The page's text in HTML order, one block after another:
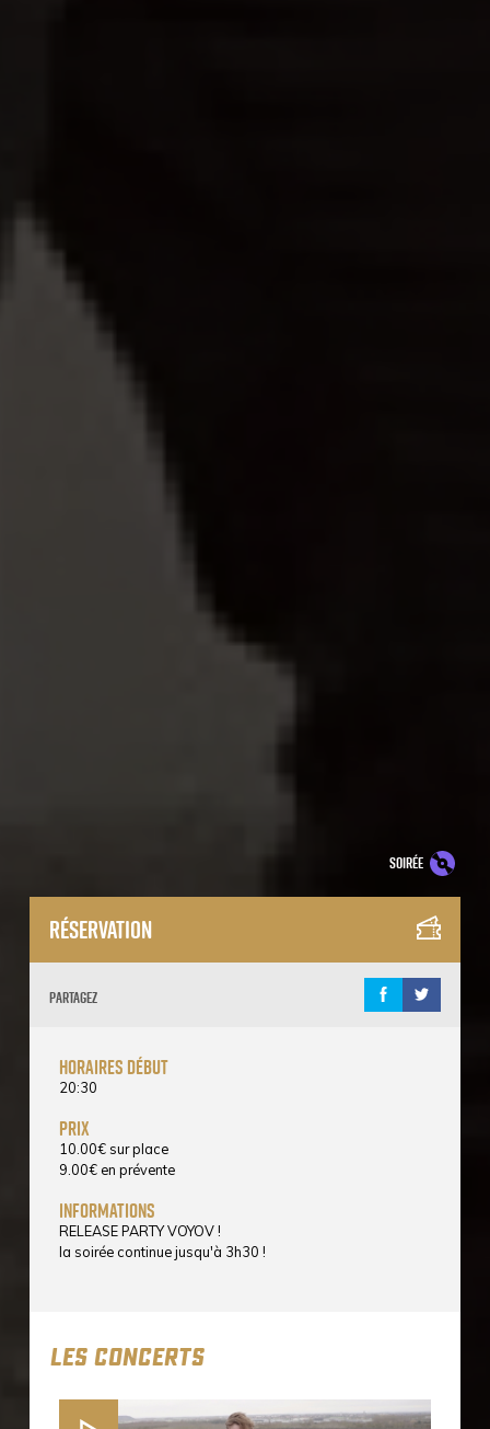
soirée
Réservation
Partagez
horaires début
20:30
prix
10.00€ sur place
9.00€ en prévente
informations
RELEASE PARTY VOYOV !
la soirée continue jusqu'à 3h30 !
LES CONCERTS